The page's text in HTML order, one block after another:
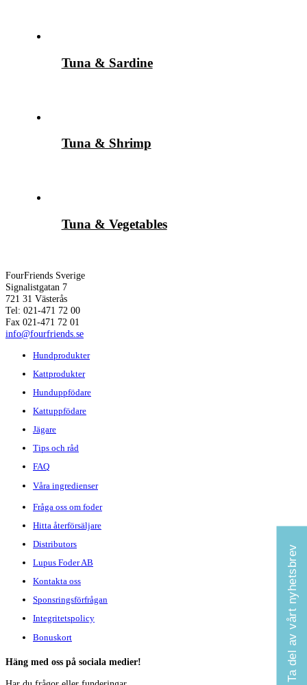
Ta del av vårt nyhetsbrev
Tuna & Sardine
Tuna & Shrimp
Tuna & Vegetables
FourFriends Sverige
Signalistgatan 7
721 31 Västerås
Tel: 021-471 72 00
Fax 021-471 72 01
info@fourfriends.se
Hundprodukter
Kattprodukter
Hunduppfödare
Kattuppfödare
Jägare
Tips och råd
FAQ
Våra ingredienser
Fråga oss om foder
Hitta återförsäljare
Distributors
Lupus Foder AB
Kontakta oss
Sponsringsförfrågan
Integritetspolicy
Bonuskort
Häng med oss på sociala medier!